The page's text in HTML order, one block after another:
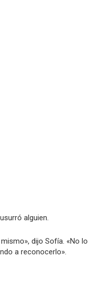
alguien.
dijo Sofía. «No lo
a reconocerlo».